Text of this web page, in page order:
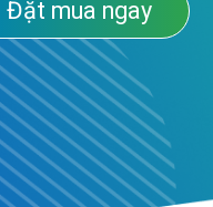
Đặt mua ngay